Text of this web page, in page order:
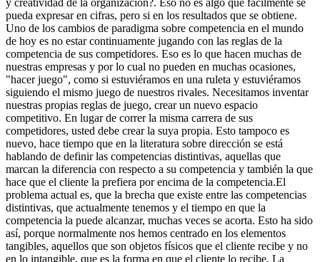
y creatividad de la organización?. Eso no es algo que fácilmente se
pueda expresar en cifras, pero si en los resultados que se obtiene.
Uno de los cambios de paradigma sobre competencia en el mundo
de hoy es no estar continuamente jugando con las reglas de la
competencia de sus competidores. Eso es lo que hacen muchas de
nuestras empresas y por lo cual no pueden en muchas ocasiones,
"hacer juego", como si estuviéramos en una ruleta y estuviéramos
siguiendo el mismo juego de nuestros rivales. Necesitamos inventar
nuestras propias reglas de juego, crear un nuevo espacio
competitivo. En lugar de correr la misma carrera de sus
competidores, usted debe crear la suya propia. Esto tampoco es
nuevo, hace tiempo que en la literatura sobre dirección se está
hablando de definir las competencias distintivas, aquellas que
marcan la diferencia con respecto a su competencia y también la que
hace que el cliente la prefiera por encima de la competencia.El
problema actual es, que la brecha que existe entre las competencias
distintivas, que actualmente tenemos y el tiempo en que la
competencia la puede alcanzar, muchas veces se acorta. Esto ha sido
así, porque normalmente nos hemos centrado en los elementos
tangibles, aquellos que son objetos físicos que el cliente recibe y no
en lo intangible, que es la forma en que el cliente lo recibe. La